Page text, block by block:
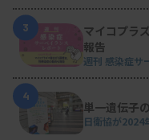
3
マイコプラ
報告
週刊 感染症
4
単一遺伝子
日衛協が2024